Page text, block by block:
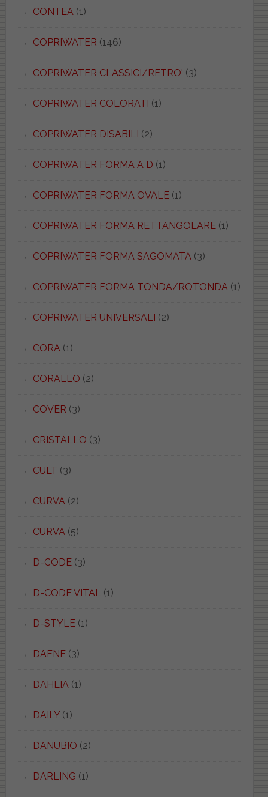
CONTEA(1)
COPRIWATER (146)
COPRIWATER CLASSICI/RETRO' (3)
COPRIWATER COLORATI (1)
COPRIWATER DISABILI (2)
COPRIWATER FORMA A D (1)
COPRIWATER FORMA OVALE(1)
COPRIWATER FORMA RETTANGOLARE(1)
COPRIWATER FORMA SAGOMATA(3)
COPRIWATER FORMA TONDA/ROTONDA(1)
COPRIWATER UNIVERSALI (2)
CORA(1)
CORALLO (2)
COVER (3)
CRISTALLO (3)
CULT (3)
CURVA(2)
CURVA(5)
D-CODE(3)
D-CODE VITAL(1)
D-STYLE(1)
DAFNE(3)
DAHLIA(1)
DAILY(1)
DANUBIO (2)
DARLING (1)